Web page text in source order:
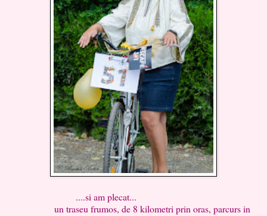
....si am plecat...
un traseu frumos, de 8 kilometri prin oras, parcurs in